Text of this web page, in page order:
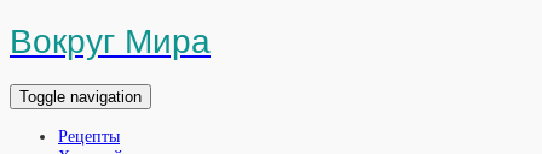
Вокруг Мира
Toggle navigation
Рецепты